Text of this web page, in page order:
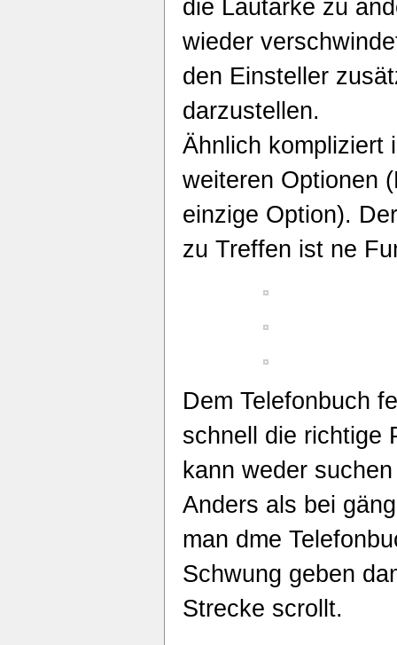
die Lautärke zu
wieder
den Einsteller
darzustellen.
Ähnlich kompliziert
weiteren Optionen
einzige Option).
zu Treffen ist ne
Dem Telefonbuch
schnell die richtige
kann weder
Anders als bei
man dme
Schwung geben
Strecke scrollt.